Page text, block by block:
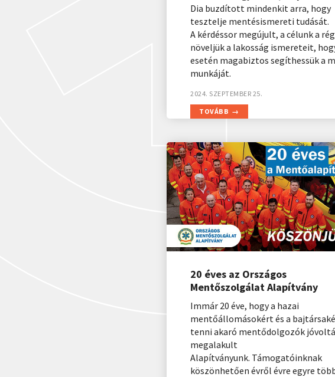
Dia buzdított mindenkit arra, hogy
tesztelje mentésismereti tudását.
A kérdéssor megújult, a célunk a
növeljük a lakosság ismereteit,
esetén magabiztos segíthessük a
munkáját.
TOVÁBB
2024. SZEPTEMBER 25.
20 éves az Országos
Mentőszolgálat Alapítvány
Immár 20 éve, hogy a hazai
mentőállomásokért és a
tenni akaró mentődolgozók
megalakult
Alapítványunk. Támogatóinknak
köszönhetően évről évre egyre